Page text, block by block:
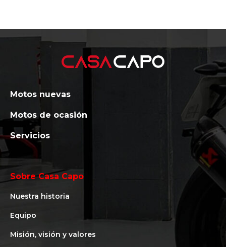
Motos nuevas
Motos de ocasión
Servicios
Sobre Casa Capo
Nuestra historia
Equipo
Misión, visión y valores